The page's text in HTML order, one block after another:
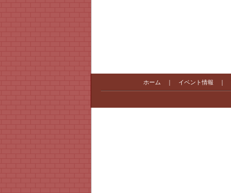
ホーム イベント情報